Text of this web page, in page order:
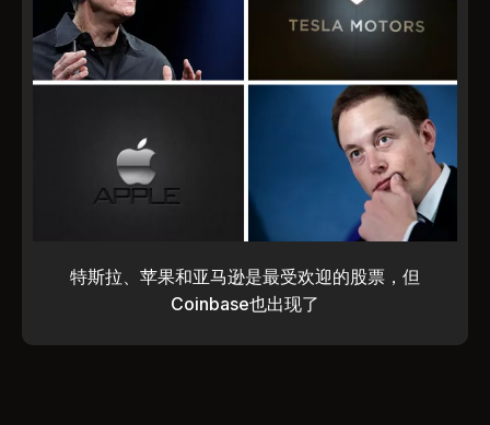
特斯拉、苹果和亚马逊是最受欢迎的股票，但
Coinbase也出现了